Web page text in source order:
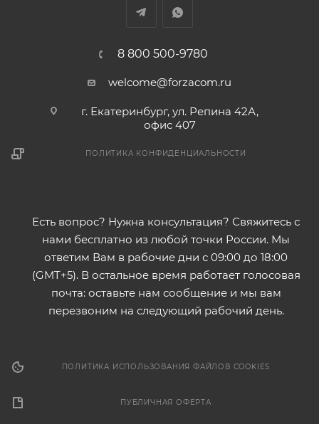
8 800 500-9780
welcome@forzacom.ru
г. Екатеринбург, ул. Репина 42А,
офис 407
ПОЛИТИКА КОНФИДЕНЦИАЛЬНОСТИ
Есть вопрос? Нужна консультация? Свяжитесь с
нами бесплатно из любой точки России. Мы
ответим Вам в рабочие дни с 09:00 до 18:00
(GMT+5). В остальное время работает голосовая
почта: оставьте нам сообщение и мы вам
перезвоним на следующий рабочий день.
ПОЛИТИКА ИСПОЛЬЗОВАНИЯ ФАЙЛОВ COOKIES
ПУБЛИЧНАЯ ОФЕРТА